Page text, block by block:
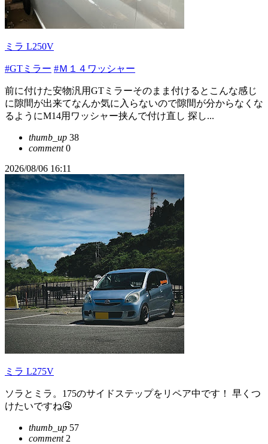
ミラ L250V
#GTミラー #Ｍ１４ワッシャー
前に付けた安物汎用GTミラーそのまま付けるとこんな感じ
に隙間が出来てなんか気に入らないので隙間が分からなくな
るようにM14用ワッシャー挟んで付け直し 探し...
thumb_up 38
comment0
2026/08/06 16:11
ミラ L275V
ソラとミラ。175のサイドステップをリペア中です！ 早くつ
けたいですね🤤
thumb_up 57
comment2